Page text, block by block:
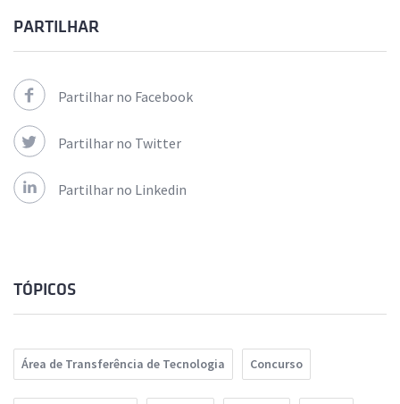
PARTILHAR
Partilhar no Facebook
Partilhar no Twitter
Partilhar no Linkedin
TÓPICOS
Área de Transferência de Tecnologia Concurso